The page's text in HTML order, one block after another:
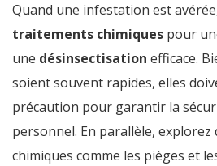
Quand une infestation est
traitements chimiques pour
une désinsectisation efficace.
soient souvent rapides, elles
précaution pour garantir la
personnel. En parallèle,
chimiques comme les pièges et